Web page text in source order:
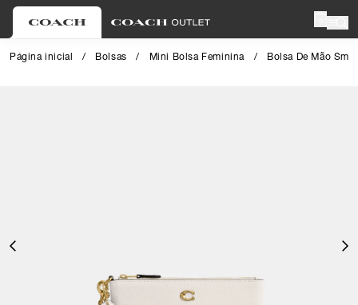
Página inicial / Bolsas / Mini Bolsa Feminina / Bolsa De Mão